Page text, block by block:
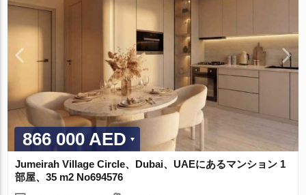
866 000 AED
Jumeirah Village Circle、Dubai、UAEにあるマンション 1
部屋、35 m2 No694576